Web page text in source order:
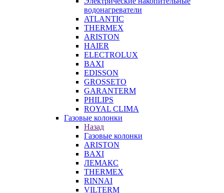
водонагреватели
ATLANTIC
THERMEX
ARISTON
HAIER
ELECTROLUX
BAXI
EDISSON
GROSSETO
GARANTERM
PHILIPS
ROYAL CLIMA
Газовые колонки
Назад
Газовые колонки
ARISTON
BAXI
ЛЕМАКС
THERMEX
RINNAI
VILTERM